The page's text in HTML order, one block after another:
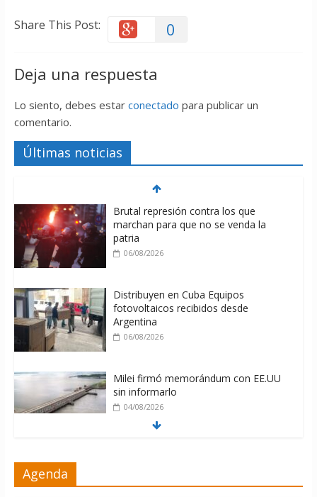
Share This Post: 0
Deja una respuesta
Lo siento, debes estar conectado para publicar un
comentario.
Últimas noticias
Brutal represión contra los que
marchan para que no se venda la
patria
06/08/2026
Distribuyen en Cuba Equipos
fotovoltaicos recibidos desde
Argentina
06/08/2026
Milei firmó memorándum con EE.UU
sin informarlo
04/08/2026
con Rusia y China
Agenda